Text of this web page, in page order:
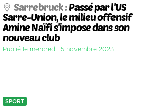
Sarrebruck :Passé par l'US
Sarre-Union, le milieu offensif
Amine Naïfi s'impose dans son
nouveau club
Publié le mercredi 15 novembre 2023
SPORT